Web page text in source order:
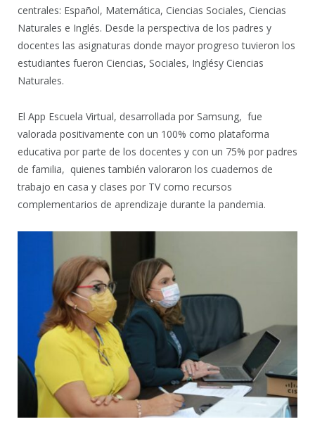
centrales: Español, Matemática, Ciencias Sociales, Ciencias
Naturales e Inglés. Desde la perspectiva de los padres y
docentes las asignaturas donde mayor progreso tuvieron los
estudiantes fueron Ciencias, Sociales, Inglésy Ciencias
Naturales.
El App Escuela Virtual, desarrollada por Samsung, fue
valorada positivamente con un 100% como plataforma
educativa por parte de los docentes y con un 75% por padres
de familia, quienes también valoraron los cuadernos de
trabajo en casa y clases por TV como recursos
complementarios de aprendizaje durante la pandemia.